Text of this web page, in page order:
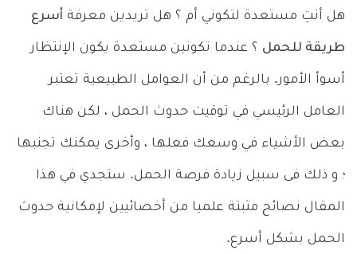
هل أنتِ مستعدة لتكوني أم ؟ هل تريدين معرفة أسرع
طريقة للحمل ؟ عندما تكونين مستعدة يكون الإنتظار
أسوأ الأمور. بالرغم من أن العوامل الطبيعية تعتبر
العامل الرئيسي في توقيت حدوث الحمل ، لكن هناك
بعض الأشياء في وسعك فعلها ، وأخرى يمكنك تجنبها
؛ و ذلك فى سبيل زيادة فرصة الحمل. ستجدي في هذا
المقال نصائح مثبتة علميا من أخصائيين لإمكانية حدوث
الحمل بشكل أسرع.